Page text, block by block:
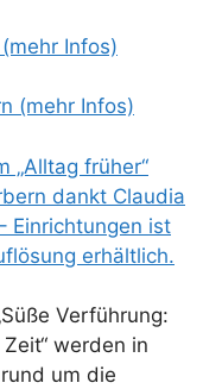
Infos)
(mehr Infos)
„Alltag früher“
dankt Claudia
Einrichtungen ist
erhältlich.
Verführung:
werden in
um die